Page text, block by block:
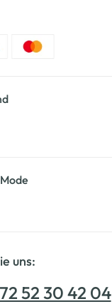
uns:
52 30 42 04